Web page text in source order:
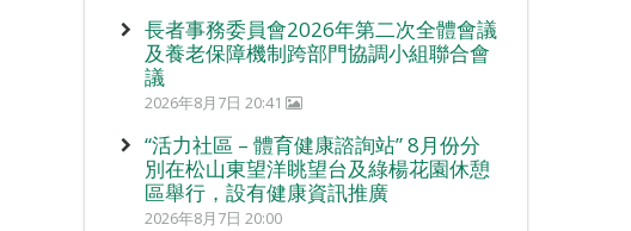
長者事務委員會2026年第二次全體會議
及養老保障機制跨部門協調小組聯合會
議
2026年8月7日 20:41
“活力社區 – 體育健康諮詢站” 8月份分
別在松山東望洋眺望台及綠楊花園休憩
區舉行，設有健康資訊推廣
2026年8月7日 20:00